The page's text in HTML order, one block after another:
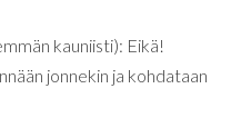
kauniisti): Eikä!
jonnekin ja kohdataan